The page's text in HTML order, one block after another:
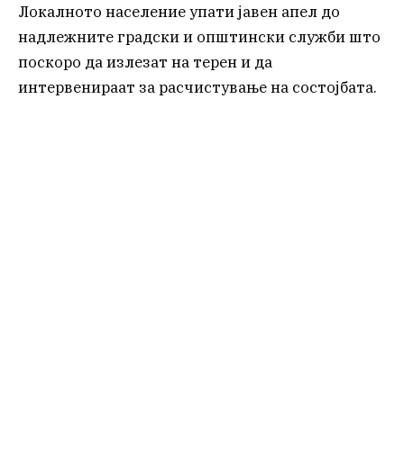
Локалното население упати јавен апел до
надлежните градски и општински служби што
поскоро да излезат на терен и да
интервенираат за расчистување на состојбата.